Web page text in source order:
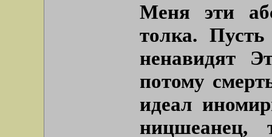
Меня эти
толка.
ненавидят
потому
идеал
ницшеанец,